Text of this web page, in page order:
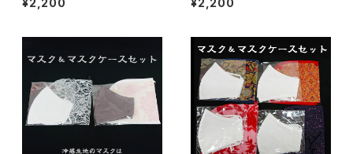
¥2,200 ¥2,200